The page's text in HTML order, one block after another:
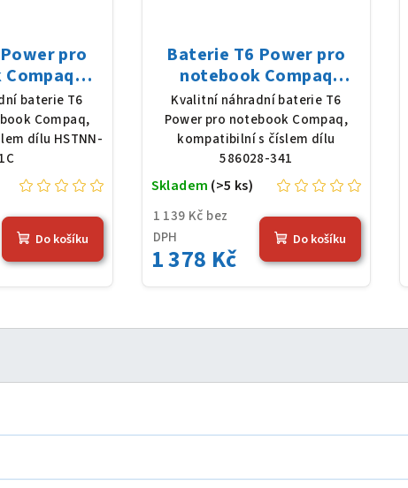
pro
Li-Ion,
(56 Wh),
baterie T6
Compaq,
dílu HSTNN-
Do košíku
Baterie T6 Power pro
notebook Compaq
586028-341, Li-Ion, 10,8
V, 5200 mAh (56 Wh),
černá
Kvalitní náhradní baterie T6
Power pro notebook Compaq,
kompatibilní s číslem dílu
586028-341
1 139 Kč bez
DPH
1 378 Kč
Skladem (>5 ks)
Do košíku